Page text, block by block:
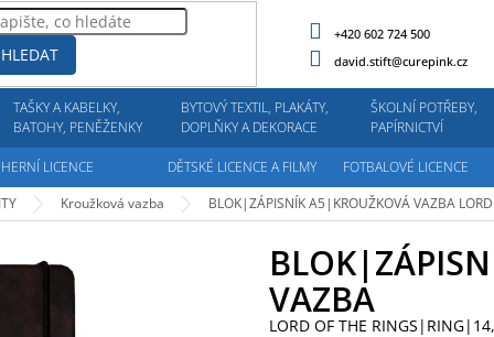
HLEDAT
+420 602 724 500
david.stift@curepink.cz
TAŠKY A KABELKY,
BATOHY, PENĚŽENKY
BYTOVÝ TEXTIL, PLAKÁTY,
DOPLŇKY A DEKORACE
ŠKOLNÍ POTŘEBY,
PAPÍRNICTVÍ
HERNÍ LICENCE DĚTSKÉ LICENCE A FILMY
FOTBALOVÉ LICENCE
Kroužková vazba BLOK|ZÁPISNÍK A5|KROUŽKOVÁ VAZBA
VAZBA
LORD OF THE